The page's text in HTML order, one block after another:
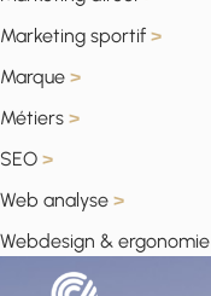
Marketing sportif >
Marque >
Métiers >
SEO >
Web analyse >
Webdesign & ergonomie